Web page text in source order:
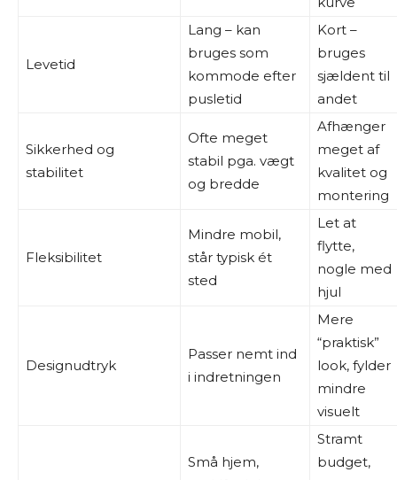
Levetid
Lang – kan
bruges som
kommode efter
pusletid
Kort –
bruges
sjældent til
andet
Sikkerhed og
stabilitet
Ofte meget
stabil pga. vægt
og bredde
Afhænger
meget af
kvalitet og
montering
Fleksibilitet
Mindre mobil,
står typisk ét
sted
Let at
flytte,
nogle med
hjul
Designudtryk
Passer nemt ind
i indretningen
Mere
“praktisk”
look, fylder
mindre
visuelt
Små hjem,
Stramt
budget,